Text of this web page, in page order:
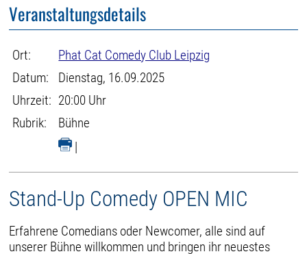
Veranstaltungsdetails
Ort:
Phat Cat Comedy Club Leipzig
Datum:
Dienstag, 16.09.2025
Uhrzeit: 20:00 Uhr
Rubrik:
Bühne
|
Stand-Up Comedy OPEN MIC
Erfahrene Comedians oder Newcomer, alle sind auf
unserer Bühne willkommen und bringen ihr neuestes